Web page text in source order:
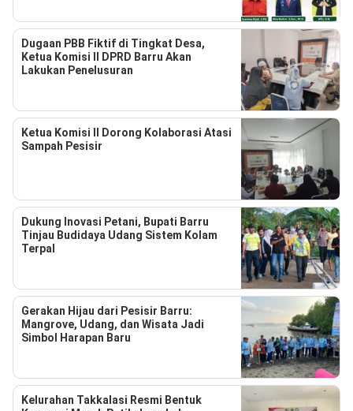
Dugaan PBB Fiktif di Tingkat Desa,
Ketua Komisi II DPRD Barru Akan
Lakukan Penelusuran
Ketua Komisi II Dorong Kolaborasi Atasi
Sampah Pesisir
Dukung Inovasi Petani, Bupati Barru
Tinjau Budidaya Udang Sistem Kolam
Terpal
Gerakan Hijau dari Pesisir Barru:
Mangrove, Udang, dan Wisata Jadi
Simbol Harapan Baru
Kelurahan Takkalasi Resmi Bentuk